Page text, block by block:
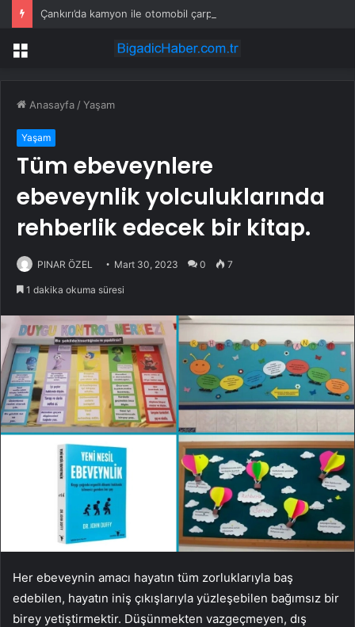
Menü
Anasayfa /Yaşam
Yaşam
Tüm ebeveynlere
ebeveynlik yolculuklarında
rehberlik edecek bir kitap.
PINAR ÖZEL Mart 30, 2023 0 7
1 dakika okuma süresi
Her ebeveynin amacı hayatın tüm zorluklarıyla baş
edebilen, hayatın iniş çıkışlarıyla yüzleşebilen bağımsız bir
birey yetiştirmektir. Düşünmekten vazgeçmeyen, dış